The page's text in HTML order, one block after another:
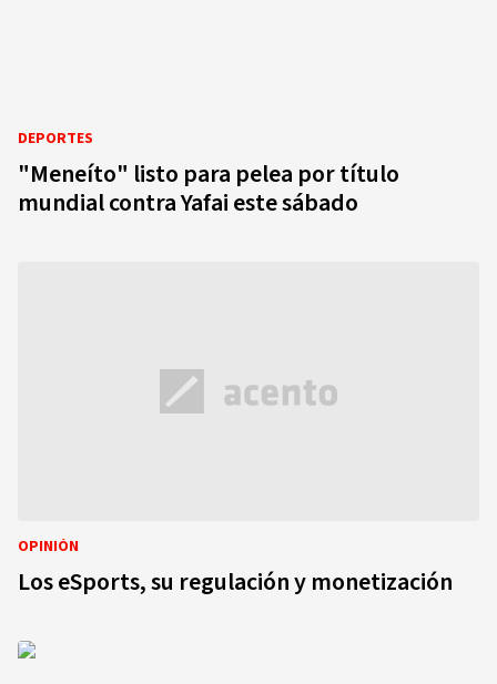
DEPORTES
"Meneíto" listo para pelea por título
mundial contra Yafai este sábado
OPINIÓN
Los eSports, su regulación y monetización